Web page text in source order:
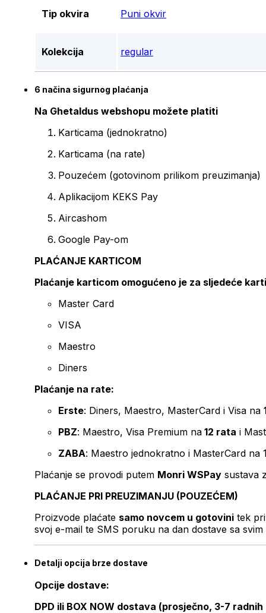
Tip okvira Puni okvir
Kolekcija regular
6 načina sigurnog plaćanja
Na Ghetaldus webshopu možete platiti
Karticama (jednokratno)
Karticama (na rate)
Pouzećem (gotovinom prilikom preuzimanja)
Aplikacijom KEKS Pay
Aircashom
Google Pay-om
PLAĆANJE KARTICOM
Plaćanje karticom omogućeno je za sljedeće
Master Card
VISA
Maestro
Diners
Plaćanje na rate:
Erste: Diners, Maestro, MasterCard i Visa na
PBZ: Maestro, Visa Premium na 12 rata i
ZABA: Maestro jednokratno i MasterCard na
Plaćanje se provodi putem Monri WSPay sustava
PLAĆANJE PRI PREUZIMANJU (POUZEĆEM)
Proizvode plaćate samo novcem u gotovini tek
svoj e-mail te SMS poruku na dan dostave sa svim
Detalji opcija brze dostave
Opcije dostave:
DPD ili BOX NOW dostava (prosječno, 3-7 radnih